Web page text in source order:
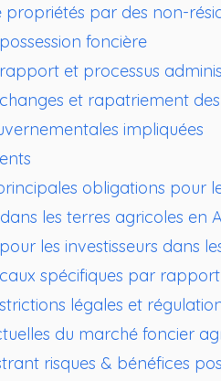
propriétés par des non-
foncière
et processus
et rapatriement
impliquées
obligations pour
les terres agricoles en
les investisseurs dans
spécifiques par
légales et
du marché foncier
risques & bénéfices